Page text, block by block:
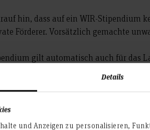
Details
und Anzeigen zu personalisieren,
hin, dass auf ein WIR-Stipendium
Förderer. Vorsätzlich gemachte
gilt automatisch auch für das
dem 1. Oktober und endet mit Ablauf